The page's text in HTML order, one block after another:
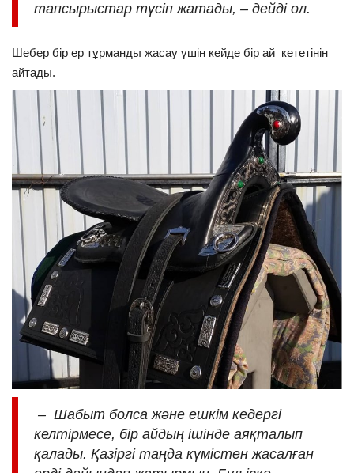
тапсырыстар түсіп жатады, – дейді ол.
Шебер бір ер тұрманды жасау үшін кейде бір ай кететінін
айтады.
– Шабыт болса және ешкім кедергі
келтірмесе, бір айдың ішінде аяқталып
қалады. Қазіргі таңда күмістен жасалған